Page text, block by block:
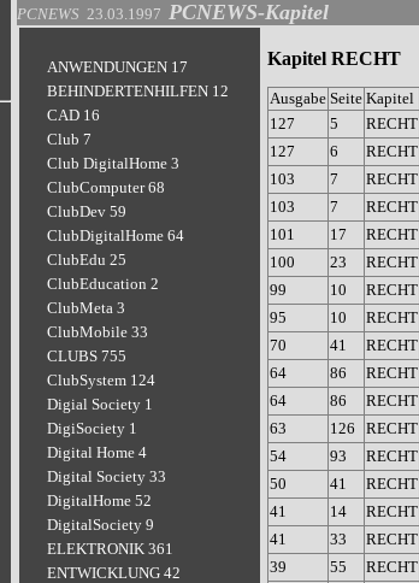
PCNEWS 23.03.1997 PCNEWS-Kapitel
ANWENDUNGEN 17
BEHINDERTENHILFEN 12
CAD 16
Club 7
Club DigitalHome 3
ClubComputer 68
ClubDev 59
ClubDigitalHome 64
ClubEdu 25
ClubEducation 2
ClubMeta 3
ClubMobile 33
CLUBS 755
ClubSystem 124
Digial Society 1
DigiSociety 1
Digital Home 4
Digital Society 33
DigitalHome 52
DigitalSociety 9
ELEKTRONIK 361
ENTWICKLUNG 42
Kapitel RECHT
Ausgabe Seite Kapitel
127
5 RECHT
127
6 RECHT
103
7 RECHT
103
7 RECHT
101
17 RECHT
100
23 RECHT
99
10 RECHT
95
10 RECHT
70
41 RECHT
64
86 RECHT
64
86 RECHT
63
126 RECHT
54
93 RECHT
50
41 RECHT
41
14 RECHT
41
33 RECHT
39
55 RECHT